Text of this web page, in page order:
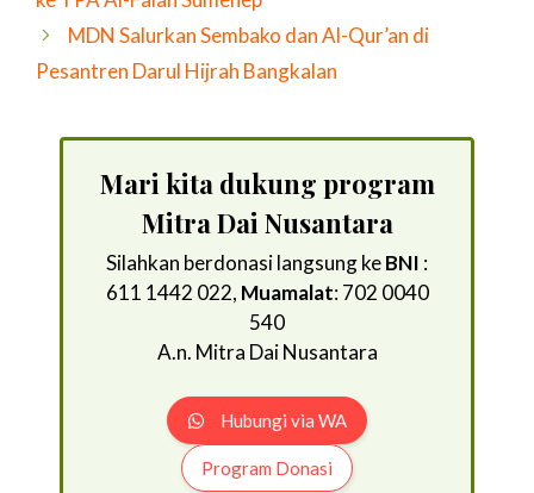
MDN Salurkan Sembako dan Al-Qur’an di
Pesantren Darul Hijrah Bangkalan
Mari kita dukung program
Mitra Dai Nusantara
Silahkan berdonasi langsung keBNI :
611 1442 022, Muamalat: 702 0040
540
A.n. Mitra Dai Nusantara
Hubungi via WA
Program Donasi